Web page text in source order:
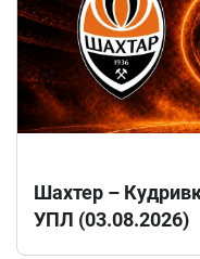
Шахтер –
УПЛ (03.08.2026)